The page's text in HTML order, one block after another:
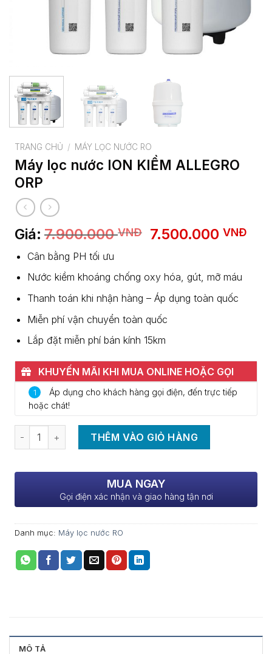
TRANG CHỦ / MÁY LỌC NƯỚC RO
Máy lọc nước ION KIỀM ALLEGRO
ORP
Giá: 7.900.000VNĐ
Giá
7.900.000 VNĐ.
7.500.000VNĐ
Cân bằng PH tối ưu
Nước kiềm khoáng chống oxy hóa, gút, mỡ máu
Thanh toán khi nhận hàng – Áp dụng toàn quốc
Miễn phí vận chuyển toàn quốc
Lắp đặt miễn phí bán kính 15km
KHUYẾN MÃI KHI MUA ONLINE HOẶC GỌI
0937.370.786
1
Áp dụng cho khách hàng gọi điện, đến trực tiếp
hoặc chát!
Số lượng THÊM VÀO GIỎ HÀNG
MUA NGAY
Gọi điện xác nhận và giao hàng tận nơi
Danh mục: Máy lọc nước RO
MÔ TẢ